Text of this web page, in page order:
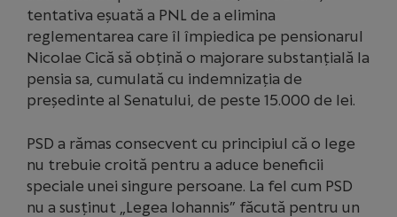
tentativa eșuată a PNL de a elimina
reglementarea care îl împiedica pe pensionarul
Nicolae Cică să obțină o majorare substanțială la
pensia sa, cumulată cu indemnizația de
președinte al Senatului, de peste 15.000 de lei.
PSD a rămas consecvent cu principiul că o lege
nu trebuie croită pentru a aduce beneficii
speciale unei singure persoane. La fel cum PSD
nu a susținut „Legea Iohannis” făcută pentru un